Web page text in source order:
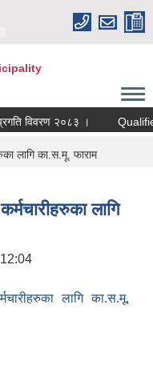
चौथो त्रैमासिक प्रगति विवरण २०८३ । Qualified
लागि का.स.मू. फाराम
लागि
लागि का.स.मू.